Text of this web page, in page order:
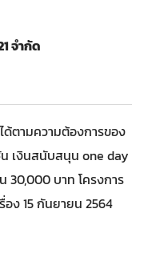
จำกัด
ด้ตามความต้องการของ
เงินสนับสนุน one day
30,000 บาท โครงการ
ง 15 กันยายน 2564